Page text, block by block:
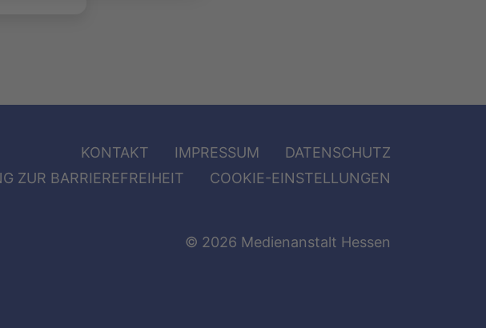
KONTAKT IMPRESSUM
DATENSCHUTZ
ZUR BARRIEREFREIHEIT
COOKIE-EINSTELLUNGEN
© 2026 Medienanstalt Hessen